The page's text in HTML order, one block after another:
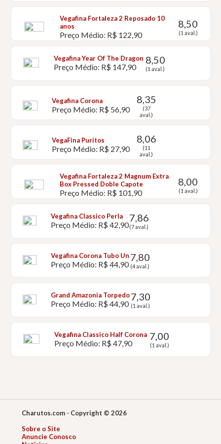
Vegafina Fortaleza 2 Reposado 10
anos
Preço Médio: R$ 122,90
8,50
(1 aval.)
Vegafina Year Of The Dragon
Preço Médio: R$ 147,90
8,50
(1 aval.)
Vegafina Corona
Preço Médio: R$ 56,90
8,35
(37
aval.)
VegaFina Puritos
Preço Médio: R$ 27,90
8,06
(11
aval.)
Vegafina Fortaleza 2 Magnum Extra
Box Pressed Doble Capote
Preço Médio: R$ 101,90
8,00
(1 aval.)
Vegafina Classico Perla
Preço Médio: R$ 42,90
7,86
(7 aval.)
Vegafina Corona Tubo Un
Preço Médio: R$ 44,90
7,80
(4 aval.)
Grand Amazonia Torpedo
Preço Médio: R$ 44,90
7,30
(1 aval.)
Vegafina Classico Half Corona
Preço Médio: R$ 47,90
7,00
(1 aval.)
Charutos.com - Copyright © 2026
Sobre o Site
Anuncie Conosco